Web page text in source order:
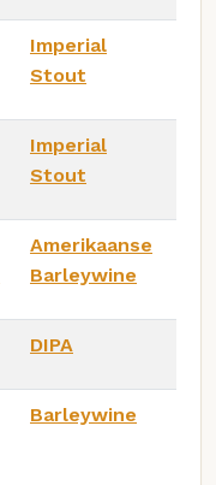
Imperial
Stout
Imperial
Stout
Amerikaanse
Barleywine
DIPA
Barleywine